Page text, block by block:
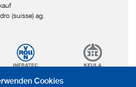
(suisse) ag.
Cookies